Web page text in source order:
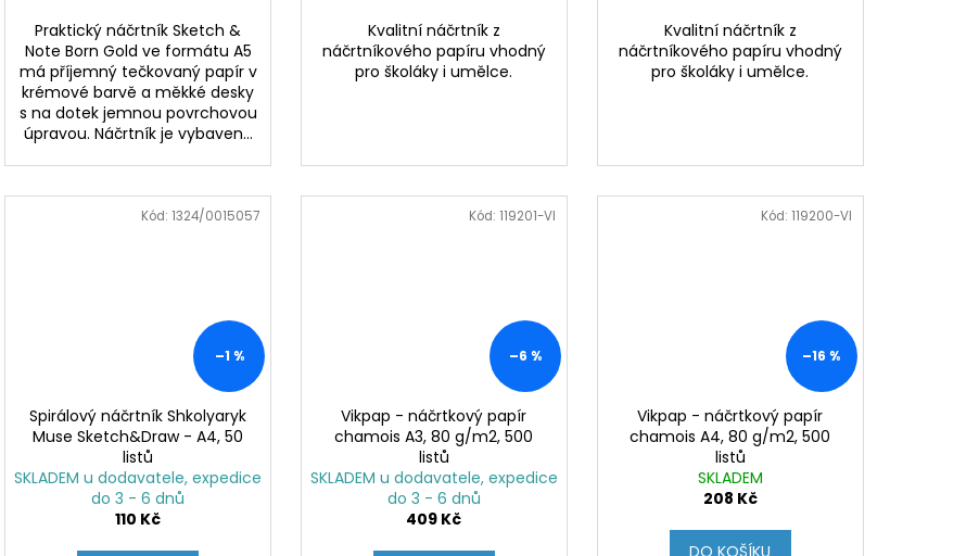
Praktický náčrtník Sketch &
Note Born Gold ve formátu A5
má příjemný tečkovaný papír v
krémové barvě a měkké desky
s na dotek jemnou povrchovou
úpravou. Náčrtník je vybaven...
Kvalitní náčrtník z
náčrtníkového papíru vhodný
pro školáky i umělce.
Kvalitní náčrtník z
náčrtníkového papíru vhodný
pro školáky i umělce.
–1 %
Spirálový náčrtník Shkolyaryk
Muse Sketch&Draw - A4, 50
listů
SKLADEM u dodavatele, expedice
do 3 - 6 dnů
110 Kč
Kód:1324/0015057
–6 %
Vikpap - náčrtkový papír
chamois A3, 80 g/m2, 500
listů
SKLADEM u dodavatele, expedice
do 3 - 6 dnů
409 Kč
Kód: 119201-VI
–16 %
Vikpap - náčrtkový papír
chamois A4, 80 g/m2, 500
listů
SKLADEM
208 Kč
Kód: 119200-VI